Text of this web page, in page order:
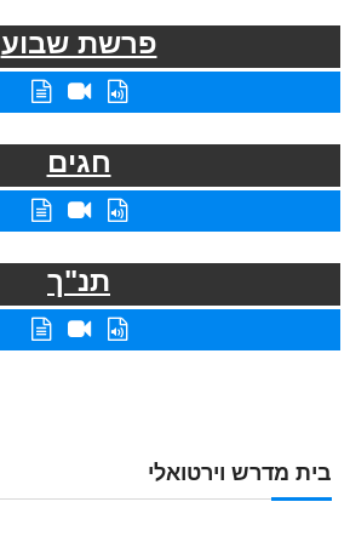
בית מדרש וירטואלי
פרשת שבוע
חגים
תנ"ך